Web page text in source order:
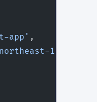
app' ,
1'